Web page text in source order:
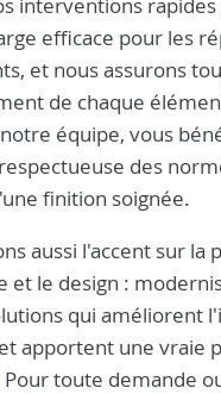
efficace pour les
et nous assurons
de chaque
équipe, vous
respectueuse des
finition soignée.
aussi l'accent sur la
et le design :
qui améliorent
apportent une vraie
toute demande